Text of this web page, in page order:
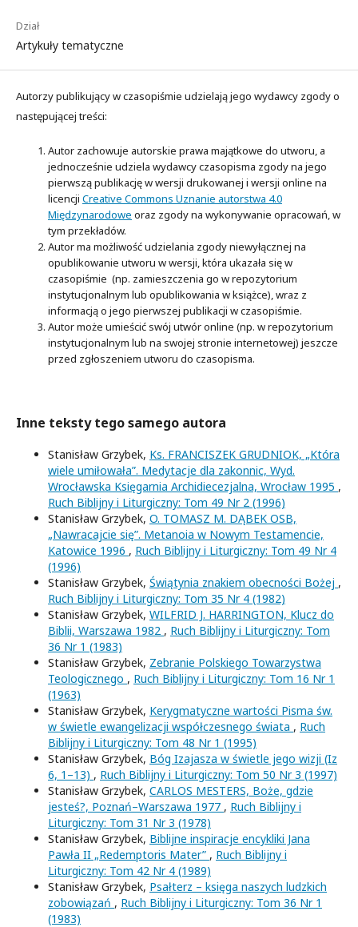
Dział
Artykuły tematyczne
Autorzy publikujący w czasopiśmie udzielają jego wydawcy zgody o
następującej treści:
Autor zachowuje autorskie prawa majątkowe do utworu, a
jednocześnie udziela wydawcy czasopisma zgody na jego
pierwszą publikację w wersji drukowanej i wersji online na
licencji Creative Commons Uznanie autorstwa 4.0
Międzynarodowe oraz zgody na wykonywanie opracowań, w
tym przekładów.
Autor ma możliwość udzielania zgody niewyłącznej na
opublikowanie utworu w wersji, która ukazała się w
czasopiśmie (np. zamieszczenia go w repozytorium
instytucjonalnym lub opublikowania w książce), wraz z
informacją o jego pierwszej publikacji w czasopiśmie.
Autor może umieścić swój utwór online (np. w repozytorium
instytucjonalnym lub na swojej stronie internetowej) jeszcze
przed zgłoszeniem utworu do czasopisma.
Inne teksty tego samego autora
Stanisław Grzybek, Ks. FRANCISZEK GRUDNIOK, „Która
wiele umiłowała”. Medytacje dla zakonnic, Wyd.
Wrocławska Księgarnia Archidiecezjalna, Wrocław 1995 ,
Ruch Biblijny i Liturgiczny: Tom 49 Nr 2 (1996)
Stanisław Grzybek, O. TOMASZ M. DĄBEK OSB,
„Nawracajcie się”. Metanoia w Nowym Testamencie,
Katowice 1996 , Ruch Biblijny i Liturgiczny: Tom 49 Nr 4
(1996)
Stanisław Grzybek, Świątynia znakiem obecności Bożej ,
Ruch Biblijny i Liturgiczny: Tom 35 Nr 4 (1982)
Stanisław Grzybek, WILFRID J. HARRINGTON, Klucz do
Biblii, Warszawa 1982 , Ruch Biblijny i Liturgiczny: Tom
36 Nr 1 (1983)
Stanisław Grzybek, Zebranie Polskiego Towarzystwa
Teologicznego , Ruch Biblijny i Liturgiczny: Tom 16 Nr 1
(1963)
Stanisław Grzybek, Kerygmatyczne wartości Pisma św.
w świetle ewangelizacji współczesnego świata , Ruch
Biblijny i Liturgiczny: Tom 48 Nr 1 (1995)
Stanisław Grzybek, Bóg Izajasza w świetle jego wizji (Iz
6, 1–13) , Ruch Biblijny i Liturgiczny: Tom 50 Nr 3 (1997)
Stanisław Grzybek, CARLOS MESTERS, Boże, gdzie
jesteś?, Poznań–Warszawa 1977 , Ruch Biblijny i
Liturgiczny: Tom 31 Nr 3 (1978)
Stanisław Grzybek, Biblijne inspiracje encykliki Jana
Pawła II „Redemptoris Mater” , Ruch Biblijny i
Liturgiczny: Tom 42 Nr 4 (1989)
Stanisław Grzybek, Psałterz – księga naszych ludzkich
zobowiązań , Ruch Biblijny i Liturgiczny: Tom 36 Nr 1
(1983)